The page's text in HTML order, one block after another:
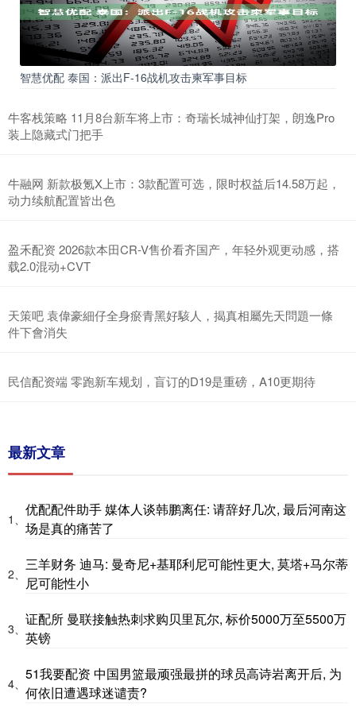
智慧优配 泰国：派出F-16战机攻击柬军事目标
牛客栈策略 11月8台新车将上市：奇瑞长城神仙打架，朗逸Pro
装上隐藏式门把手
牛融网 新款极氪X上市：3款配置可选，限时权益后14.58万起，
动力续航配置皆出色
盈禾配资 2026款本田CR-V售价看齐国产，年轻外观更动感，搭
载2.0混动+CVT
天策吧 袁偉豪細仔全身瘀青黑好駭人，揭真相屬先天問題一條
件下會消失
民信配资端 零跑新车规划，盲订的D19是重磅，A10更期待
最新文章
1、
优配配件助手 媒体人谈韩鹏离任: 请辞好几次, 最后河南这
场是真的痛苦了
2、
三羊财务 迪马: 曼奇尼+基耶利尼可能性更大, 莫塔+马尔蒂
尼可能性小
3、
证配所 曼联接触热刺求购贝里瓦尔, 标价5000万至5500万
英镑
4、
51我要配资 中国男篮最顽强最拼的球员高诗岩离开后, 为
何依旧遭遇球迷谴责?